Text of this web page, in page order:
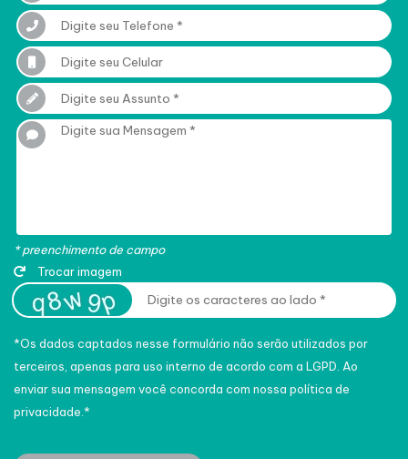
* preenchimento de campo
Trocar imagem
*Os dados captados nesse formulário não serão utilizados por
terceiros, apenas para uso interno de acordo com a LGPD . Ao
enviar sua mensagem você concorda com nossa política de
privacidade.*